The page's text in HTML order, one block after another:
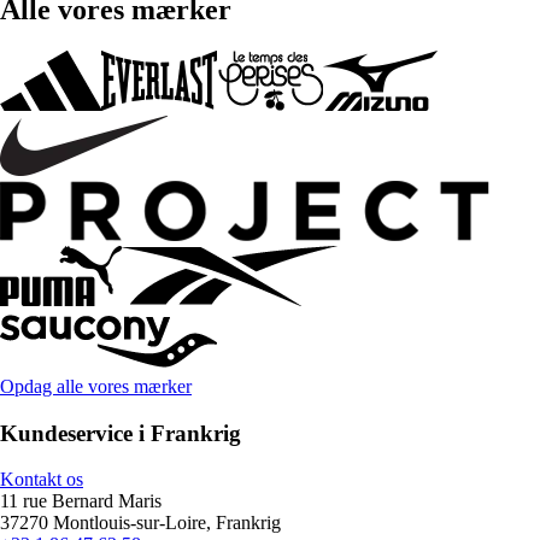
Alle vores mærker
Opdag alle vores mærker
Kundeservice i Frankrig
Kontakt os
11 rue Bernard Maris
37270 Montlouis-sur-Loire, Frankrig